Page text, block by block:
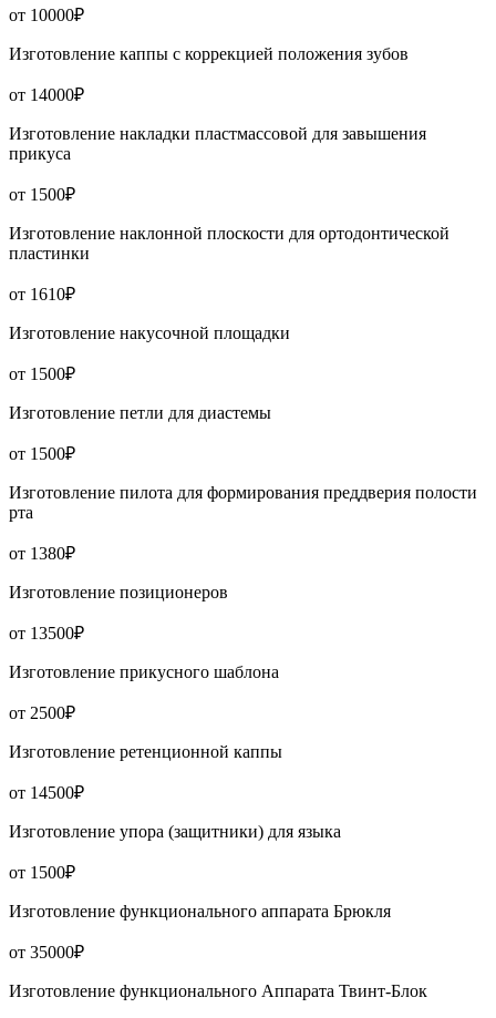
от 10000₽
Изготовление каппы с коррекцией положения зубов
от 14000₽
Изготовление накладки пластмассовой для завышения
прикуса
от 1500₽
Изготовление наклонной плоскости для ортодонтической
пластинки
от 1610₽
Изготовление накусочной площадки
от 1500₽
Изготовление петли для диастемы
от 1500₽
Изготовление пилота для формирования преддверия полости
рта
от 1380₽
Изготовление позиционеров
от 13500₽
Изготовление прикусного шаблона
от 2500₽
Изготовление ретенционной каппы
от 14500₽
Изготовление упора (защитники) для языка
от 1500₽
Изготовление функционального аппарата Брюкля
от 35000₽
Изготовление функционального Аппарата Твинт-Блок